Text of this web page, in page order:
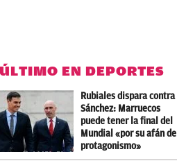
EN DEPORTES
Rubiales dispara contra
Sánchez: Marruecos
puede tener la final del
Mundial «por su afán de
protagonismo»